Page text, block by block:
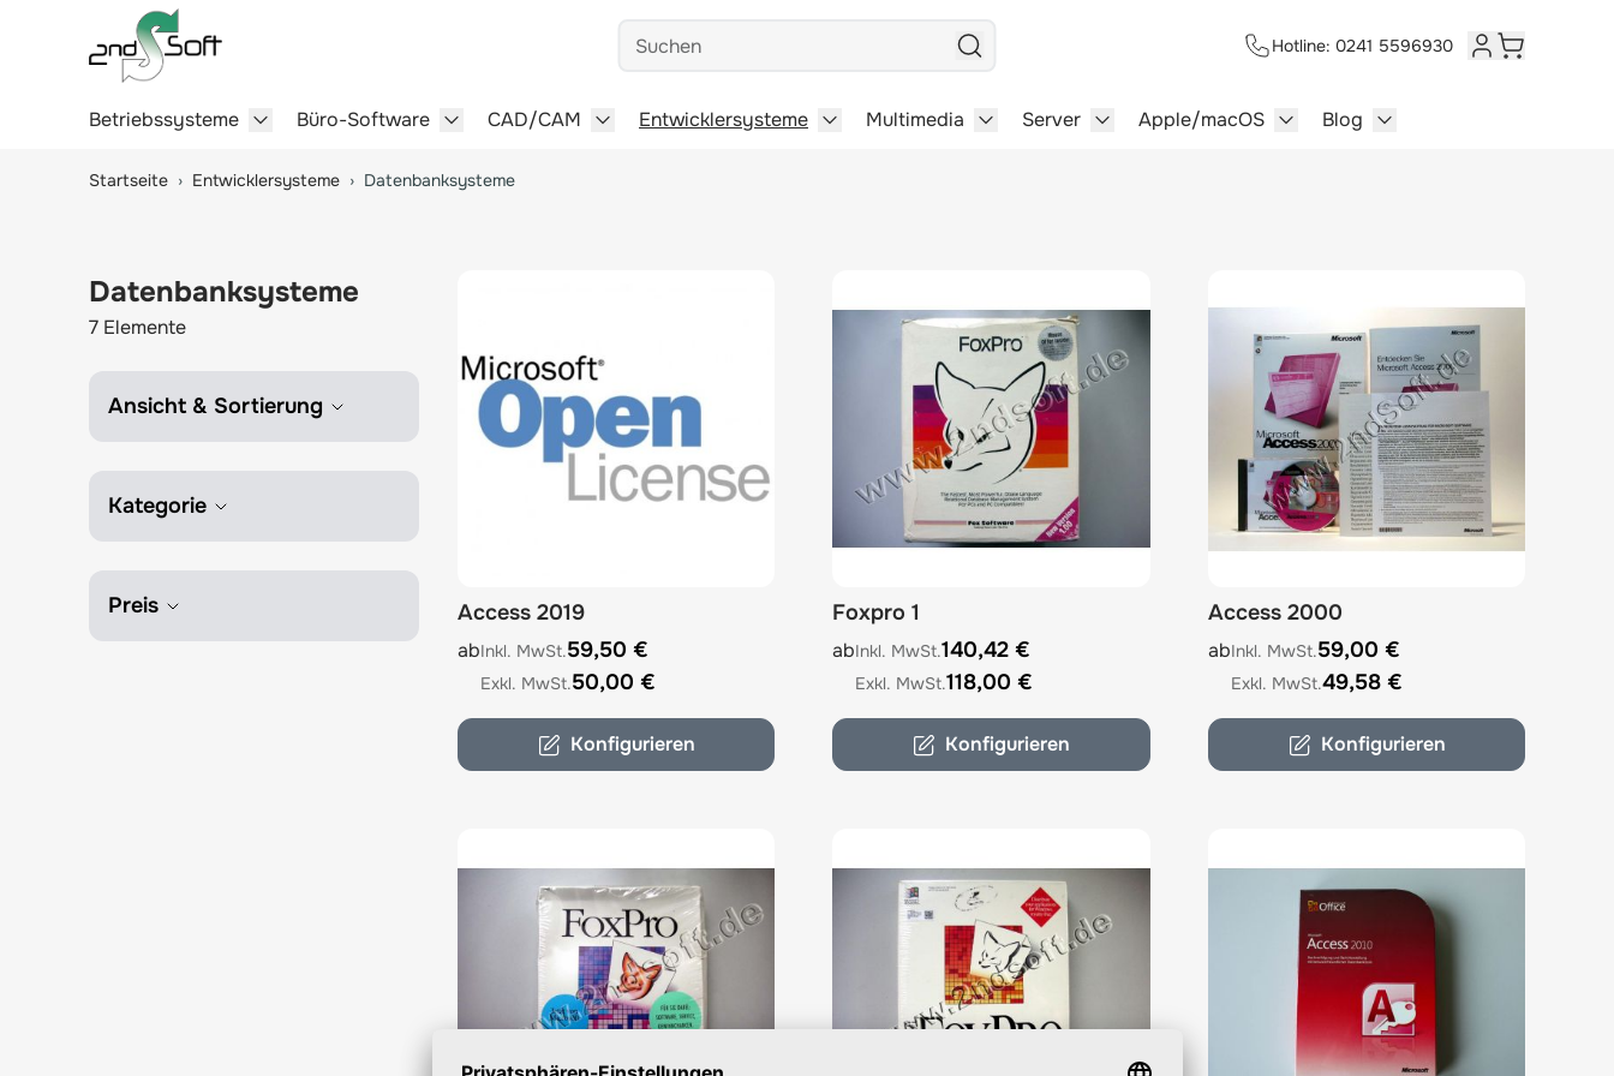
Betriebssysteme
Büro-Software
CAD/CAM
Entwicklersysteme
Multimedia
Server
Apple/macOS
Blog
Hotline: 0241 5596930 Kundenkonto
Warenkorb
Startseite › Entwicklersysteme › Datenbanksysteme
Ansicht & Sortierung
Kategorie
Preis
Datenbanksysteme
7 Elemente
Access 2019
The price depends on the options chosen on the product page
ab
59,50 €
50,00 €
Konfigurieren
Foxpro 1
The price depends on the options chosen on the product page
ab
140,42 €
118,00 €
Konfigurieren
Access 2000
The price depends on the options chosen
ab
59,00 €
49,58 €
Konfigurieren